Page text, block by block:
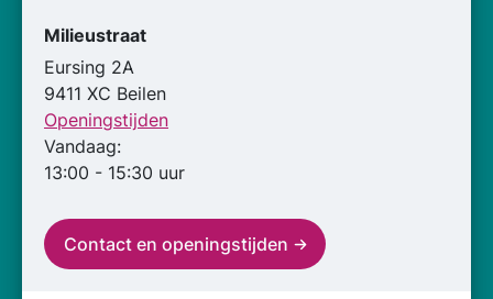
Milieustraat
Eursing 2A
9411 XC Beilen
Openingstijden
Vandaag:
13:00 - 15:30 uur
Contact en openingstijden